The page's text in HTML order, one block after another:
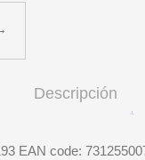
Descripción
EAN code: